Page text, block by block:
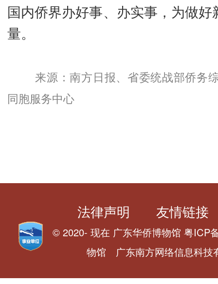
国内侨界办好事、办实事，为做好
量。
来源：南方日报、省委统战部侨务
同胞服务中心
法律声明 友情链接
© 2020- 现在 广东华侨博物馆 粤ICP
物馆 广东南方网络信息科技